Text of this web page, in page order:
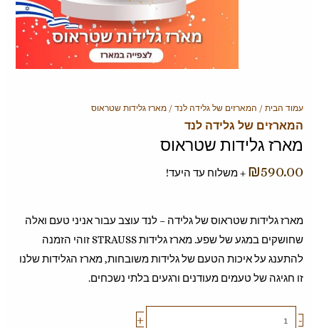
עמוד הבית / המארזים של גלידה לנד / מארז גלידות שטראוס
המארזים של גלידה לנד
מארז גלידות שטראוס
₪590.00 + משלוח עד היעד!
מארז גלידות שטראוס של גלידה – לנד עוצב עבור אניני טעם ואלה
שחושקים במגע של שפע. מארז גלידות STRAUSS זוהי הזמנה
להתענג על איכות הטעם של גלידות משובחות, מארז הגלידות שלנו
זו חגיגה של טעמים מעודנים ורגעים בלתי נשכחים.
-
כמות
של
מארז
גלידות
+